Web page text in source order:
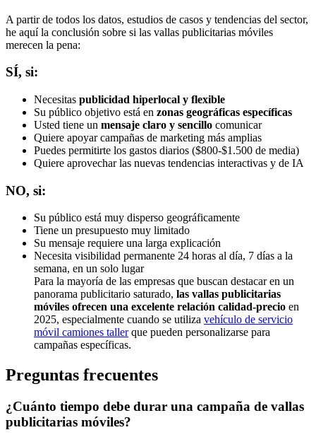
A partir de todos los datos, estudios de casos y tendencias del sector,
he aquí la conclusión sobre si las vallas publicitarias móviles
merecen la pena:
SÍ, si:
Necesitas publicidad hiperlocal y flexible
Su público objetivo está en zonas geográficas específicas
Usted tiene un mensaje claro y sencillo comunicar
Quiere apoyar campañas de marketing más amplias
Puedes permitirte los gastos diarios ($800-$1.500 de media)
Quiere aprovechar las nuevas tendencias interactivas y de IA
NO, si:
Su público está muy disperso geográficamente
Tiene un presupuesto muy limitado
Su mensaje requiere una larga explicación
Necesita visibilidad permanente 24 horas al día, 7 días a la
semana, en un solo lugar
Para la mayoría de las empresas que buscan destacar en un
panorama publicitario saturado, las vallas publicitarias
móviles ofrecen una excelente relación calidad-precio en
2025, especialmente cuando se utiliza vehículo de servicio
móvil camiones tallerque pueden personalizarse para
campañas específicas.
Preguntas frecuentes
¿Cuánto tiempo debe durar una campaña de vallas
publicitarias móviles?